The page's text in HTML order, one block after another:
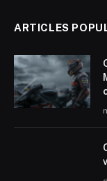
ARTICLES